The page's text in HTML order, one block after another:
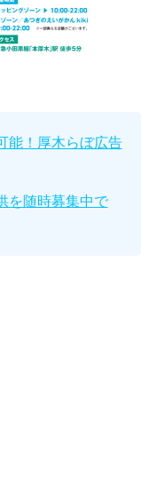
能！厚木らぼ広告
を随時募集中で